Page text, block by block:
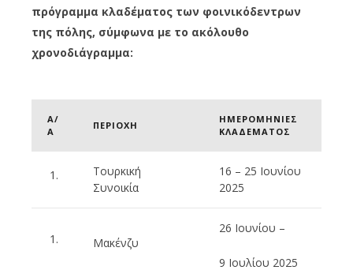
πρόγραμμα κλαδέματος των φοινικόδεντρων
της πόλης, σύμφωνα με το ακόλουθο
χρονοδιάγραμμα:
Α/
Α
ΠΕΡΙΟΧΗ
ΗΜΕΡΟΜΗΝΙΕΣ
ΚΛΑΔΕΜΑΤΟΣ
Τουρκική
Συνοικία
16 – 25 Ιουνίου
2025
Μακένζυ
26 Ιουνίου –
9 Ιουλίου 2025